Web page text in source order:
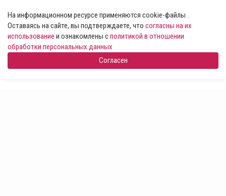
На информационном ресурсе применяются cookie-файлы .
Оставаясь на сайте, вы подтверждаете, что согласны на их
использование и ознакомлены сполитикой в отношении
обработки персональных данных
Согласен